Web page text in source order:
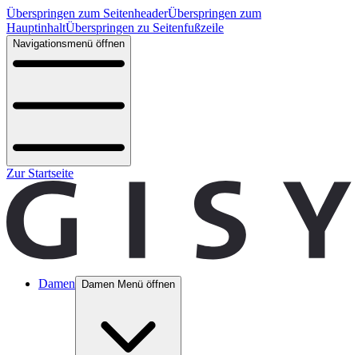
Überspringen zum SeitenheaderÜberspringen zum
HauptinhaltÜberspringen zu Seitenfußzeile
Navigationsmenü öffnen
Zur Startseite
Damen Damen Menü öffnen